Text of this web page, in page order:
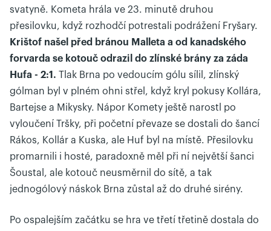
svatyně. Kometa hrála ve 23. minutě druhou
přesilovku, když rozhodčí potrestali podrážení Fryšary.
Krištof našel před bránou Malleta a od kanadského
forvarda se kotouč odrazil do zlínské brány za záda
Hufa - 2:1. Tlak Brna po vedoucím gólu sílil, zlínský
gólman byl v plném ohni střel, když kryl pokusy Kollára,
Bartejse a Mikysky. Nápor Komety ještě narostl po
vyloučení Tršky, při početní převaze se dostali do šancí
Rákos, Kollár a Kuska, ale Huf byl na místě. Přesilovku
promarnili i hosté, paradoxně měl při ní největší šanci
Šoustal, ale kotouč neusměrnil do sítě, a tak
jednogólový náskok Brna zůstal až do druhé sirény.
Po ospalejším začátku se hra ve třetí třetině dostala do